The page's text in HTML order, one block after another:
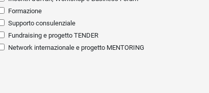
Formazione
Supporto consulenziale
Fundraising e progetto TENDER
Network internazionale e progetto MENTORING